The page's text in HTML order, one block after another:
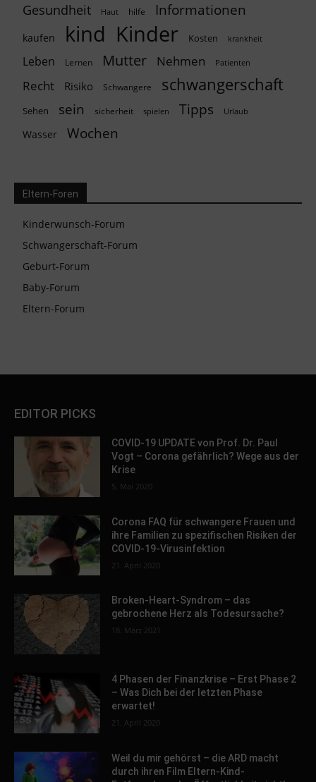
Gesundheit
Haut hilfe Informationen
kaufen kind Kinder Kosten krankheit
Leben Lernen Mutter Nehmen Patienten
Recht Risiko Schwangere schwangerschaft
Sehen sein sicherheit spielen Tipps Urlaub
Wasser Wochen
Eltern-Foren
Kinderwunsch-Forum
Schwangerschaft-Forum
Geburt-Forum
Baby-Forum
Eltern-Forum
EDITOR PICKS
COVID-19 UPDATE von Prof. Dr. Paul
Vogt – Corona gefährlich? Wege aus der
Krise
5. Mai 2020
Corona FAQ für schwangere Frauen und
ihre Familien zu spezifischen Risiken der
COVID-19-Virusinfektion
21. April 2020
Broken-Heart-Syndrom – das
gebrochene Herz als Todesursache?
18. März 2021
4 Phasen der Finanzkrise – Erst Phase 2
– Was Dich bei der letzten Phase
erwartet!
21. April 2020
Weil du mir gehörst – die ARD macht
durch ihren Film Eltern-Kind-